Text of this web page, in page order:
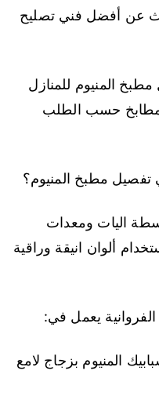
عن أفضل فني تصليح
المنيوم للمنازل
حسب الطلب
مطبخ المنيوم؟
اليات ومعدات
ألوان انيقة وراقية
يعمل في:
المنيوم بزجاج لامع